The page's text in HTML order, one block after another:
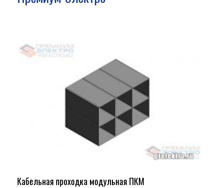
Кабельная проходка модульная ПКМ